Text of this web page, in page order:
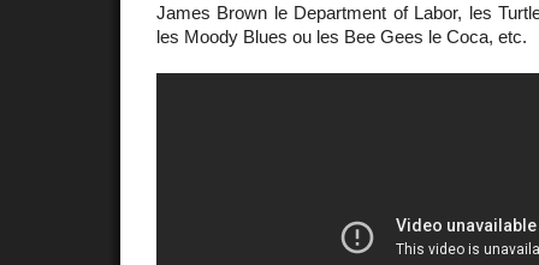
James Brown le Department of Labor, les
les Moody Blues ou les Bee Gees le Coca, etc.